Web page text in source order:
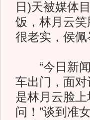
日)天被媒体
饭，林月云
很老实，侯
“今日新闻”
车出门，面
是林月云脸
问！”谈到准